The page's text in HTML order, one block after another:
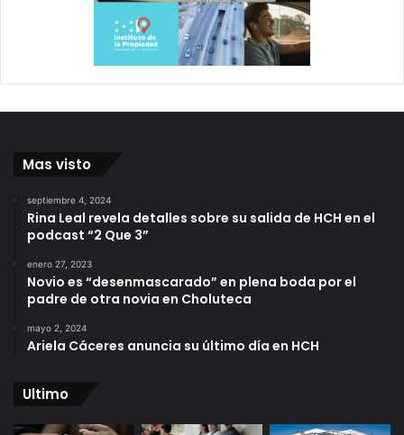
Mas visto
septiembre 4, 2024
Rina Leal revela detalles sobre su salida de HCH en el
podcast “2 Que 3”
enero 27, 2023
Novio es “desenmascarado” en plena boda por el
padre de otra novia en Choluteca
mayo 2, 2024
Ariela Cáceres anuncia su último día en HCH
Ultimo